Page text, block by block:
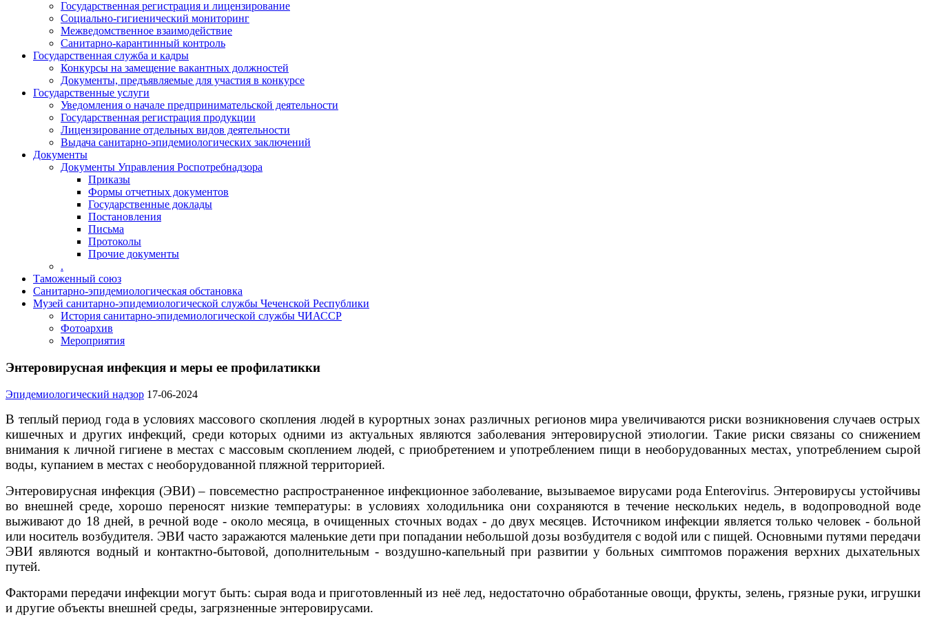
Государственная регистрация и лицензирование
Социально-гигиенический мониторинг
Межведомственное взаимодействие
Санитарно-карантинный контроль
Государственная служба и кадры
Конкурсы на замещение вакантных должностей
Документы, предъявляемые для участия в конкурсе
Государственные услуги
Уведомления о начале предпринимательской деятельности
Государственная регистрация продукции
Лицензирование отдельных видов деятельности
Выдача санитарно-эпидемиологических заключений
Документы
Документы Управления Роспотребнадзора
Приказы
Формы отчетных документов
Государственные доклады
Постановления
Письма
Протоколы
Прочие документы
.
Таможенный союз
Санитарно-эпидемиологическая обстановка
Музей санитарно-эпидемиологической службы Чеченской Республики
История санитарно-эпидемиологической службы ЧИАССР
Фотоархив
Мероприятия
Энтеровирусная инфекция и меры ее профилатикки
Эпидемиологический надзор 17-06-2024
В теплый период года в условиях массового скопления людей в курортных зонах различных регионов мира увеличиваются риски возникновения случаев острых
кишечных и других инфекций, среди которых одними из актуальных являются заболевания энтеровирусной этиологии. Такие риски связаны со снижением
внимания к личной гигиене в местах с массовым скоплением людей, с приобретением и употреблением пищи в необорудованных местах, употреблением сырой
воды, купанием в местах с необорудованной пляжной территорией.
Энтеровирусная инфекция (ЭВИ) – повсеместно распространенное инфекционное заболевание, вызываемое вирусами рода Enterovirus. Энтеровирусы устойчивы
во внешней среде, хорошо переносят низкие температуры: в условиях холодильника они сохраняются в течение нескольких недель, в водопроводной воде
выживают до 18 дней, в речной воде - около месяца, в очищенных сточных водах - до двух месяцев. Источником инфекции является только человек - больной
или носитель возбудителя. ЭВИ часто заражаются маленькие дети при попадании небольшой дозы возбудителя с водой или с пищей. Основными путями передачи
ЭВИ являются водный и контактно-бытовой, дополнительным - воздушно-капельный при развитии у больных симптомов поражения верхних дыхательных
путей.
Факторами передачи инфекции могут быть: сырая вода и приготовленный из неё лед, недостаточно обработанные овощи, фрукты, зелень, грязные руки, игрушки
и другие объекты внешней среды, загрязненные энтеровирусами.